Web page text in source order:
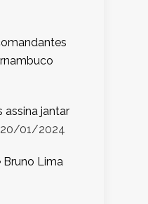
assina jantar
20/01/2024
Lima